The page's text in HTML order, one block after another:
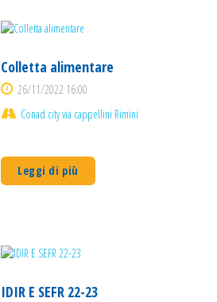
Colletta alimentare
26/11/2022 16:00
Conad city via cappellini Rimini
Leggi di più
IDIR E SEFR 22-23